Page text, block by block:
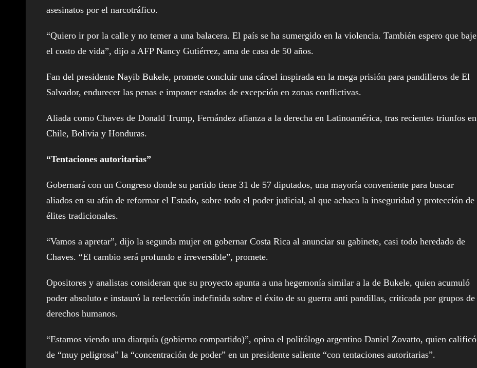
asesinatos por el narcotráfico.
“Quiero ir por la calle y no temer a una balacera. El país se ha sumergido en la violencia. También espero que baje
el costo de vida”, dijo a AFP Nancy Gutiérrez, ama de casa de 50 años.
Fan del presidente Nayib Bukele, promete concluir una cárcel inspirada en la mega prisión para pandilleros de El
Salvador, endurecer las penas e imponer estados de excepción en zonas conflictivas.
Aliada como Chaves de Donald Trump, Fernández afianza a la derecha en Latinoamérica, tras recientes triunfos en
Chile, Bolivia y Honduras.
“Tentaciones autoritarias”
Gobernará con un Congreso donde su partido tiene 31 de 57 diputados, una mayoría conveniente para buscar
aliados en su afán de reformar el Estado, sobre todo el poder judicial, al que achaca la inseguridad y protección de
élites tradicionales.
“Vamos a apretar”, dijo la segunda mujer en gobernar Costa Rica al anunciar su gabinete, casi todo heredado de
Chaves. “El cambio será profundo e irreversible”, promete.
Opositores y analistas consideran que su proyecto apunta a una hegemonía similar a la de Bukele, quien acumuló
poder absoluto e instauró la reelección indefinida sobre el éxito de su guerra anti pandillas, criticada por grupos de
derechos humanos.
“Estamos viendo una diarquía (gobierno compartido)”, opina el politólogo argentino Daniel Zovatto, quien calificó
de “muy peligrosa” la “concentración de poder” en un presidente saliente “con tentaciones autoritarias”.